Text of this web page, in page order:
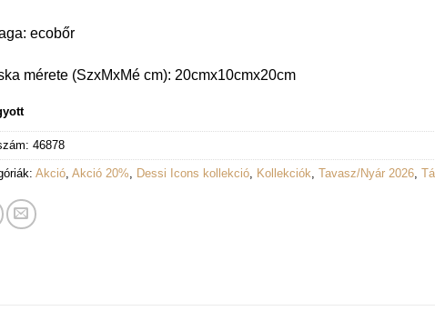
ecobőr
mérete (SzxMxMé cm): 20cmx10cmx20cm
46878
Akció, Akció 20%, Dessi Icons kollekció, Kollekciók, Tavasz/Nyár 2026,